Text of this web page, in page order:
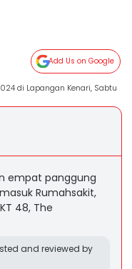
Add Us on Google
di Lapangan Kenari, Sabtu
empat panggung
Rumahsakit,
48, The
and reviewed by